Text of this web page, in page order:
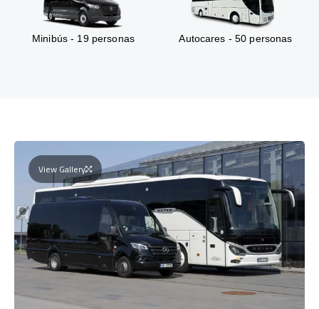
Minibús - 19 personas Autocares - 50 personas
View Gallery